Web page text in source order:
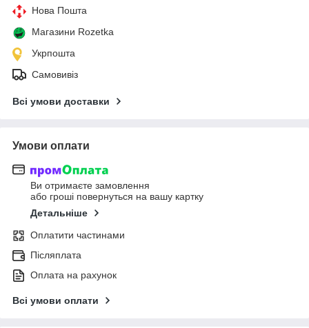
Нова Пошта
Магазини Rozetka
Укрпошта
Самовивіз
Всі умови доставки
Умови оплати
Ви отримаєте замовлення
або гроші повернуться на вашу картку
Детальніше
Оплатити частинами
Післяплата
Оплата на рахунок
Всі умови оплати